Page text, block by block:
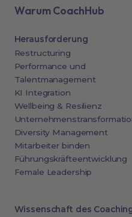
Warum CoachHub
Herausforderung
Restructuring
Performance und
Talentmanagement
KI Integration
Wellbeing & Resilienz
Diversity Management
Mitarbeiter binden
Führungskräfteentwicklung
Female Leadership
Wissenschaft des